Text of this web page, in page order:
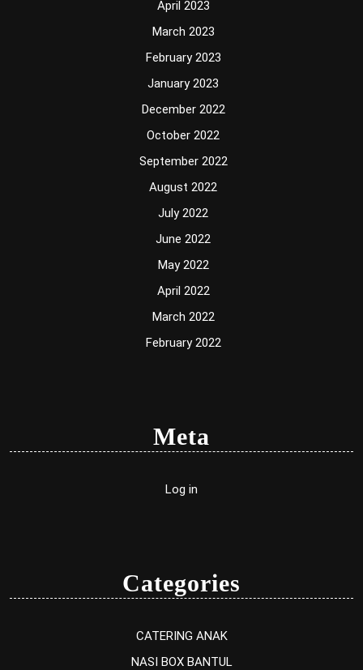
April 2023
March 2023
February 2023
January 2023
December 2022
October 2022
September 2022
August 2022
July 2022
June 2022
May 2022
April 2022
March 2022
February 2022
Meta
Log in
Categories
CATERING ANAK
NASI BOX BANTUL